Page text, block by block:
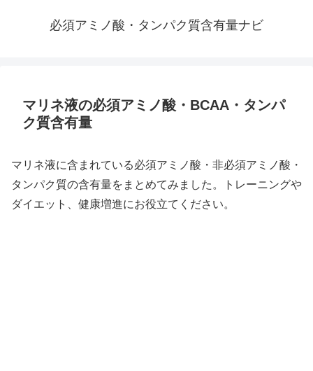
必須アミノ酸・タンパク質含有量ナビ
マリネ液の必須アミノ酸・BCAA・タンパ
ク質含有量
マリネ液に含まれている必須アミノ酸・非必須アミノ酸・
タンパク質の含有量をまとめてみました。トレーニングや
ダイエット、健康増進にお役立てください。